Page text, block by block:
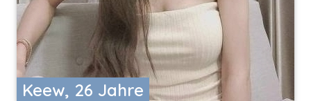
Keew, 26 Jahre